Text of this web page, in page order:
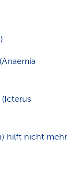
(Icterus
hilft nicht mehr